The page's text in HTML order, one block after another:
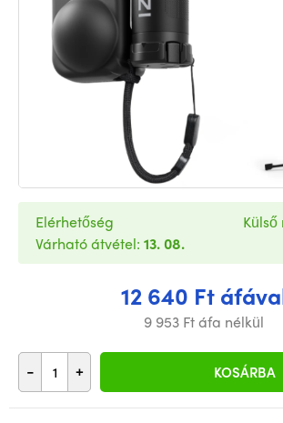
12 640 Ft
9 953 Ft áfa nélkül
- + KOSÁRBA
Elérhetőség
Várható átvétel: 13. 08.